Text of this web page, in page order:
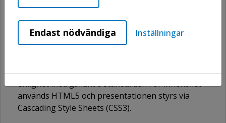
som möjligt.
Standarder
Vi har strävat efter att bygga webbplatsen i
enlighet med gällande standarder. För innehållet
används HTML5 och presentationen styrs via
Cascading Style Sheets (CSS3).
Endast nödvändiga Inställningar